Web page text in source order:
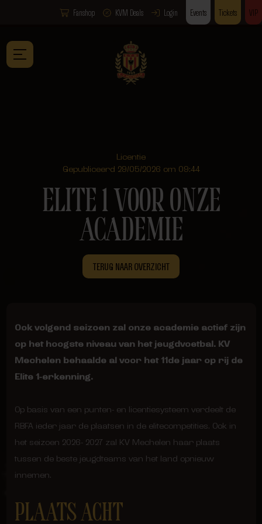
Fanshop KVM Deals Login Events Tickets VIP
Licentie
Gepubliceerd 29/05/2026 om 09:44
ELITE 1 VOOR ONZE
ACADEMIE
TERUG NAAR OVERZICHT
Ook volgend seizoen zal onze academie actief zijn
op het hoogste niveau van het jeugdvoetbal. KV
Mechelen behaalde al voor het 11de jaar op rij de
Elite 1-erkenning.
Op basis van een punten- en licentiesysteem verdeelt de
RBFA ieder jaar de plaatsen in de elitecompetities. Ook in
het seizoen 2026- 2027 zal KV Mechelen haar plaats
tussen de beste jeugdteams van het land opnieuw
innemen.
PLAATS ACHT